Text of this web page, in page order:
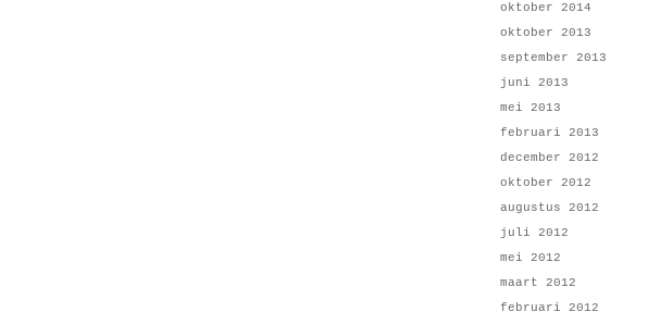
oktober 2014
oktober 2013
september 2013
juni 2013
mei 2013
februari 2013
december 2012
oktober 2012
augustus 2012
juli 2012
mei 2012
maart 2012
februari 2012